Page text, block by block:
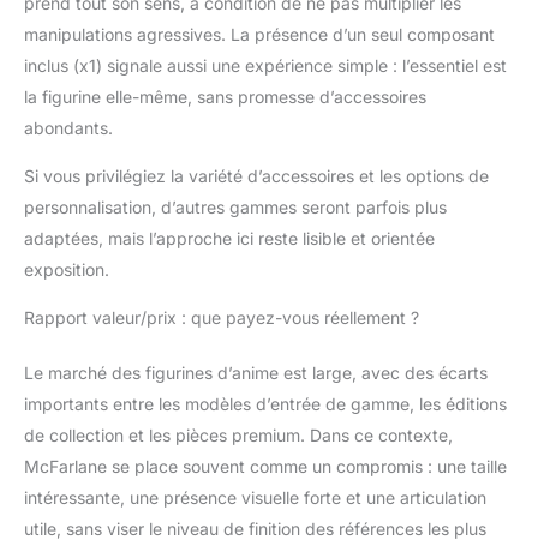
manipulations agressives. La présence d’un seul composant
inclus (x1) signale aussi une expérience simple : l’essentiel est
la figurine elle-même, sans promesse d’accessoires
abondants.
Si vous privilégiez la variété d’accessoires et les options de
personnalisation, d’autres gammes seront parfois plus
adaptées, mais l’approche ici reste lisible et orientée
exposition.
Rapport valeur/prix : que payez-vous réellement ?
Le marché des figurines d’anime est large, avec des écarts
importants entre les modèles d’entrée de gamme, les éditions
de collection et les pièces premium. Dans ce contexte,
McFarlane se place souvent comme un compromis : une taille
intéressante, une présence visuelle forte et une articulation
utile, sans viser le niveau de finition des références les plus